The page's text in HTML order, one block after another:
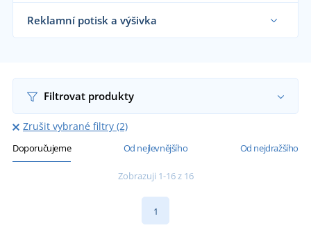
Dodáváme montérky řemeslníkům, velkým
výrobním firmám i koncovým zákazníkům již od 1
kusu.
Chci vědět více
Reklamní potisk a výšivka
Filtrovat produkty
Zrušit vybrané filtry (2)
Doporučujeme Od nejlevnějšího Od nejdražšího
Zobrazuji 1-16 z 16
1